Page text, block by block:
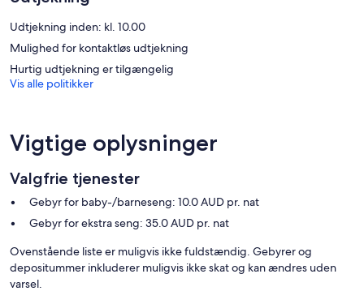
Udtjekning inden: kl. 10.00
Mulighed for kontaktløs udtjekning
Hurtig udtjekning er tilgængelig
Vis alle politikker
Vigtige oplysninger
Valgfrie tjenester
Gebyr for baby-/barneseng: 10.0 AUD pr. nat
Gebyr for ekstra seng: 35.0 AUD pr. nat
Ovenstående liste er muligvis ikke fuldstændig. Gebyrer og
depositummer inkluderer muligvis ikke skat og kan ændres uden
varsel.